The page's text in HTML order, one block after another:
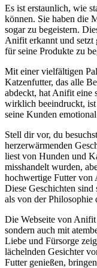
Es ist erstaunlich, wie
können. Sie haben die
sogar zu begeistern.
Anifit erkannt und setzt
für seine Produkte zu
Mit einer vielfältigen
Katzenfutter, das alle
abdeckt, hat Anifit eine
wirklich beeindruckt,
seine Kunden
Stell dir vor, du
herzerwärmenden
liest von Hunden und
misshandelt wurden,
hochwertige Futter von
Diese Geschichten sind
als von der Philosophie
Die Webseite von
sondern auch mit
Liebe und Fürsorge
lächelnden Gesichter
Futter genießen,